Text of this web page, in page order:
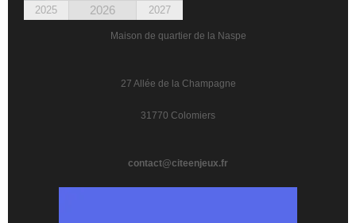
2025 2026 2027
Maison de quartier de la Naspe
27 Allée de la Champagne
31770 Colomiers
contact@citeenjeux.fr